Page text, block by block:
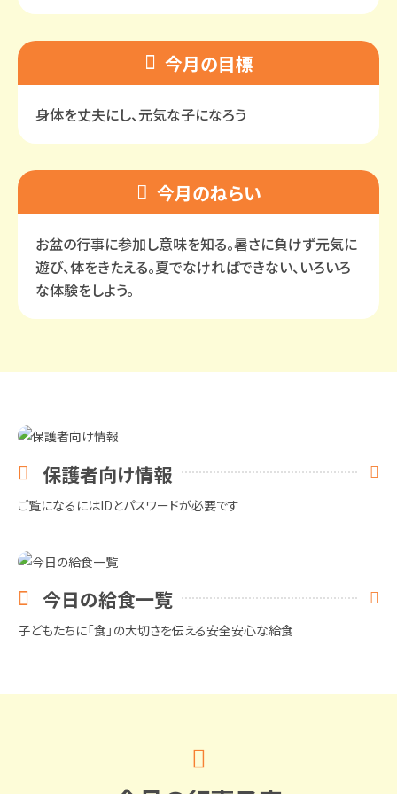
今月の目標
身体を丈夫にし、元気な子になろう
今月のねらい
お盆の行事に参加し意味を知る。暑さに負けず元気に
遊び、体をきたえる。夏でなければできない、いろいろ
な体験をしよう。
保護者向け情報
ご覧になるにはIDとパスワードが必要です
今日の給食一覧
子どもたちに「食」の大切さを伝える安全安心な給食